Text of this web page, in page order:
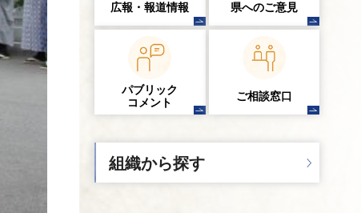
広報・報道情報 県へのご意見
パブリック
コメント
ご相談窓口
組織から探す